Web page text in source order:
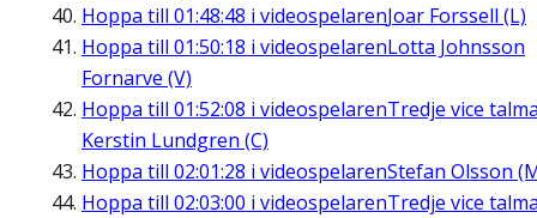
Hoppa till 01:48:48 i videospelarenJoar Forssell (L)
Hoppa till 01:50:18 i videospelarenLotta Johnsson
Fornarve (V)
Hoppa till 01:52:08 i videospelarenTredje vice
Kerstin Lundgren (C)
Hoppa till 02:01:28 i videospelarenStefan Olsson
Hoppa till 02:03:00 i videospelarenTredje vice